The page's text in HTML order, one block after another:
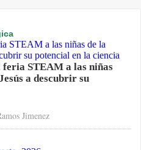
STEAM a las niñas
a descubrir su
Jimenez